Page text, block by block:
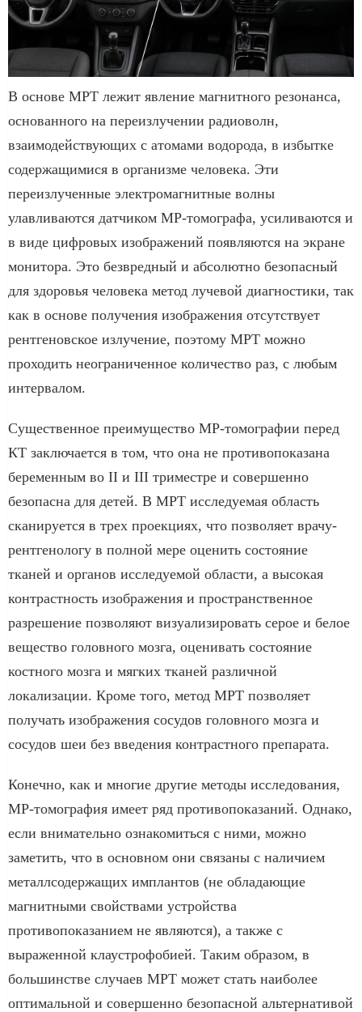
В основе МРТ лежит явление магнитного резонанса,
основанного на переизлучении радиоволн,
взаимодействующих с атомами водорода, в избытке
содержащимися в организме человека. Эти
переизлученные электромагнитные волны
улавливаются датчиком МР-томографа, усиливаются и
в виде цифровых изображений появляются на экране
монитора. Это безвредный и абсолютно безопасный
для здоровья человека метод лучевой диагностики, так
как в основе получения изображения отсутствует
рентгеновское излучение, поэтому МРТ можно
проходить неограниченное количество раз, с любым
интервалом.
Существенное преимущество МР-томографии перед
КТ заключается в том, что она не противопоказана
беременным во II и III триместре и совершенно
безопасна для детей. В МРТ исследуемая область
сканируется в трех проекциях, что позволяет врачу-
рентгенологу в полной мере оценить состояние
тканей и органов исследуемой области, а высокая
контрастность изображения и пространственное
разрешение позволяют визуализировать серое и белое
вещество головного мозга, оценивать состояние
костного мозга и мягких тканей различной
локализации. Кроме того, метод МРТ позволяет
получать изображения сосудов головного мозга и
сосудов шеи без введения контрастного препарата.
Конечно, как и многие другие методы исследования,
МР-томография имеет ряд противопоказаний. Однако,
если внимательно ознакомиться с ними, можно
заметить, что в основном они связаны с наличием
металлсодержащих имплантов (не обладающие
магнитными свойствами устройства
противопоказанием не являются), а также с
выраженной клаустрофобией. Таким образом, в
большинстве случаев МРТ может стать наиболее
оптимальной и совершенно безопасной альтернативой